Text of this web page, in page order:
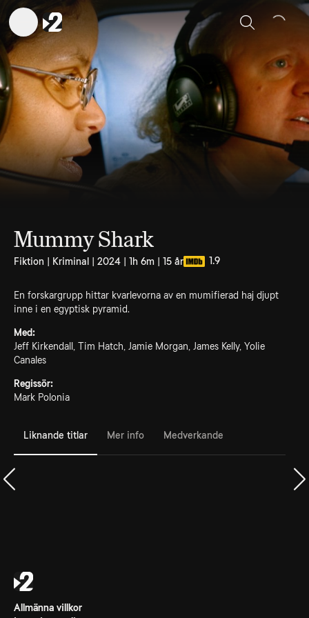
Sök
Mummy Shark
Fiktion | Kriminal | 2024 | 1h 6m | 15 år 1.9
En forskargrupp hittar kvarlevorna av en mumifierad haj djupt
inne i en egyptisk pyramid.
Med:
Jeff Kirkendall, Tim Hatch, Jamie Morgan, James Kelly, Yolie
Canales
Regissör:
Mark Polonia
Liknande titlar Mer info Medverkande
Allmänna villkor